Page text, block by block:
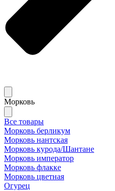
Морковь
Все товары
Морковь берликум
Морковь нантская
Морковь курода/Шантане
Морковь император
Морковь флакке
Морковь цветная
Огурец